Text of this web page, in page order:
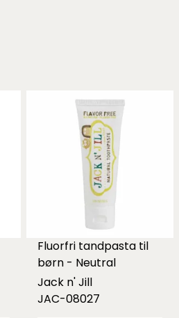
Fluorfri tandpasta til
børn - Neutral
Jack n' Jill
JAC-08027